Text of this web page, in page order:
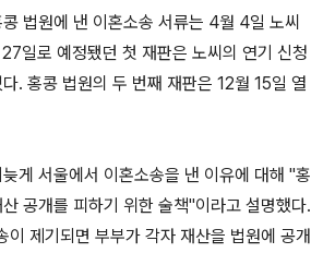
법원에 낸 이혼소송 서류는 4월 4일 노씨
일로 예정됐던 첫 재판은 노씨의 연기 신청
. 홍콩 법원의 두 번째 재판은 12월 15일 열
게 서울에서 이혼소송을 낸 이유에 대해 "홍
공개를 피하기 위한 술책"이라고 설명했다.
이 제기되면 부부가 각자 재산을 법원에 공개